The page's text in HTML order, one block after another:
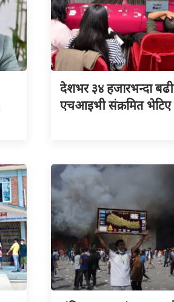
देशभर ३४ हजारभन्दा बढी
एचआइभी संक्रमित भेटिए